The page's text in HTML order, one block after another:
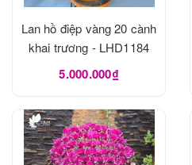
Lan hồ điệp vàng 20 cành
khai trương - LHD1184
5.000.000₫